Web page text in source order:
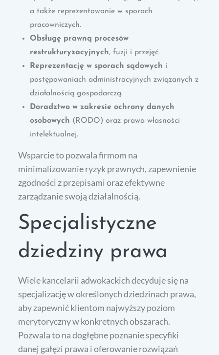
a także reprezentowanie w sporach
pracowniczych.
Obsługę prawną procesów
restrukturyzacyjnych, fuzji i przejęć.
Reprezentację w sporach sądowych i
postępowaniach administracyjnych związanych z
działalnością gospodarczą.
Doradztwo w zakresie ochrony danych
osobowych (RODO) oraz prawa własności
intelektualnej.
Wsparcie to pozwala firmom na
minimalizowanie ryzyk prawnych, zapewnienie
zgodności z przepisami oraz efektywne
zarządzanie swoją działalnością.
Specjalistyczne
dziedziny prawa
Wiele kancelarii adwokackich decyduje się na
specjalizację w określonych dziedzinach prawa,
aby zapewnić klientom najwyższy poziom
merytoryczny w konkretnych obszarach.
Pozwala to na dogłębne poznanie specyfiki
danej gałęzi prawa i oferowanie rozwiązań